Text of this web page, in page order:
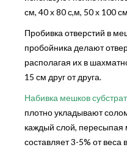
см, 40 х 80 с,м, 50 х 100
Пробивка отверстий в
пробойника делают
располагая их в
15 см друг от друга.
Набивка мешков
плотно укладывают
каждый слой,
составляет 3-5% от веса